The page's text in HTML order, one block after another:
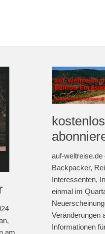
am
auf-weltreise.de
Backpacker,
Interessenten,
einmal im
Veränderungen
Informationen